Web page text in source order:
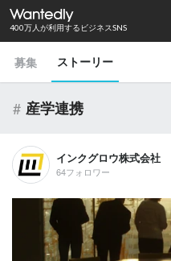
400万人が利用するビジネスSNS
募集 ストーリー
# 産学連携
インクグロウ株式会社
64フォロワー